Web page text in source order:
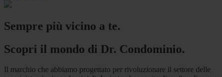
Sempre più vicino a te.
Scopri il mondo di Dr. Condominio.
Il marchio che abbiamo progettato per rivoluzionare il settore delle